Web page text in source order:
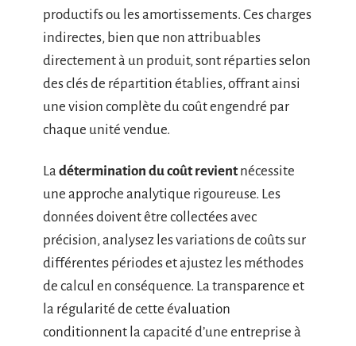
productifs ou les amortissements. Ces charges
indirectes, bien que non attribuables
directement à un produit, sont réparties selon
des clés de répartition établies, offrant ainsi
une vision complète du coût engendré par
chaque unité vendue.
La détermination du coût revientnécessite
une approche analytique rigoureuse. Les
données doivent être collectées avec
précision, analysez les variations de coûts sur
différentes périodes et ajustez les méthodes
de calcul en conséquence. La transparence et
la régularité de cette évaluation
conditionnent la capacité d’une entreprise à